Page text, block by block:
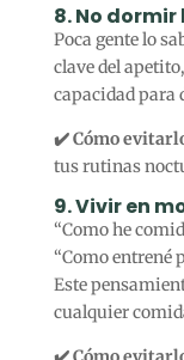
8. No
Poca gente lo
clave del
capacidad para
✔️ Cómo
tus rutinas
9. Vivir en
“Como he
“Como entrené
Este
cualquier